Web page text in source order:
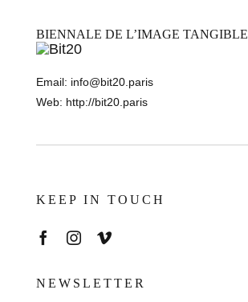
BIENNALE DE L’IMAGE TANGIBLE
Email: info@bit20.paris
Web: http://bit20.paris
KEEP IN TOUCH
NEWSLETTER